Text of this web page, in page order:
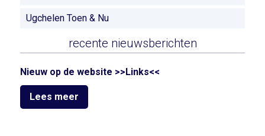
Ugchelen Toen & Nu
recente nieuwsberichten
Nieuw op de website >>Links<<
Lees meer